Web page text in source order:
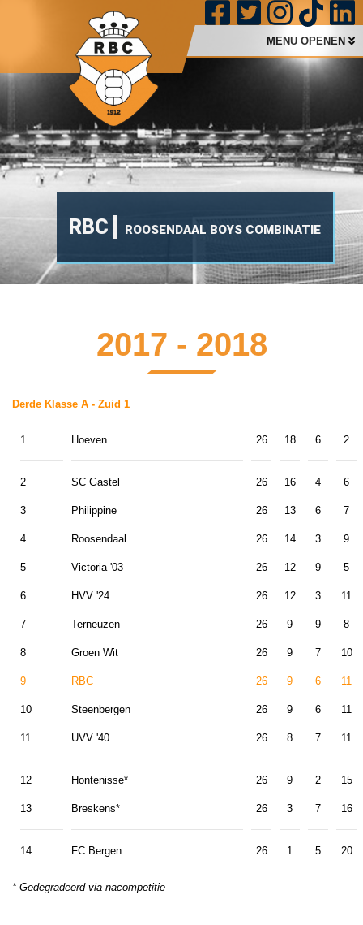
RBC ROOSENDAAL BOYS COMBINATIE
MENU OPENEN
2017 - 2018
Derde Klasse A - Zuid 1
1
2
3
4
5
6
7
8
9
10
11
12
13
14
Hoeven
SC Gastel
Philippine
Roosendaal
Victoria '03
HVV '24
Terneuzen
Groen Wit
RBC
Steenbergen
UVV '40
Hontenisse*
Breskens*
FC Bergen
26
26
26
26
26
26
26
26
26
26
26
26
26
26
18
16
13
14
12
12
9
9
9
9
8
9
3
1
6
4
6
3
9
3
9
7
6
6
7
2
7
5
2
6
7
9
5
11
8
10
11
11
11
15
16
20
* Gedegradeerd via nacompetitie